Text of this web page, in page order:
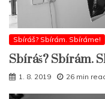
Sbíráš? Sbírám. Sbíráme!
Sbíráš? Sbírám.
1. 8. 2019 26 min